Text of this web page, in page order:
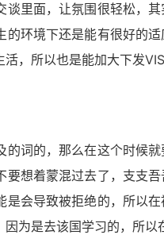
谈里面，让氛围很轻松，
的环境下还是能有很好的
，所以也是能加大下发
的词的，那么在这个时候
要想着蒙混过去了，支支
是会导致被拒绝的，所以
为是去该国学习的，所以